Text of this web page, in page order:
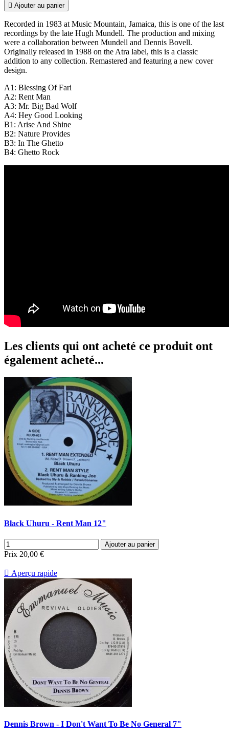
 Ajouter au panier
Recorded in 1983 at Music Mountain, Jamaica, this is one of the last
recordings by the late Hugh Mundell. The production and mixing
were a collaboration between Mundell and Dennis Bovell.
Originally released in 1988 on the Atra label, this is a classic
addition to any collection. Remastered and featuring a new cover
design.
A1: Blessing Of Fari
A2: Rent Man
A3: Mr. Big Bad Wolf
A4: Hey Good Looking
B1: Arise And Shine
B2: Nature Provides
B3: In The Ghetto
B4: Ghetto Rock
Les clients qui ont acheté ce produit ont
également acheté...
Black Uhuru - Rent Man 12"
Ajouter au panier
Prix 20,00 €
 Aperçu rapide
Dennis Brown - I Don't Want To Be No General 7"